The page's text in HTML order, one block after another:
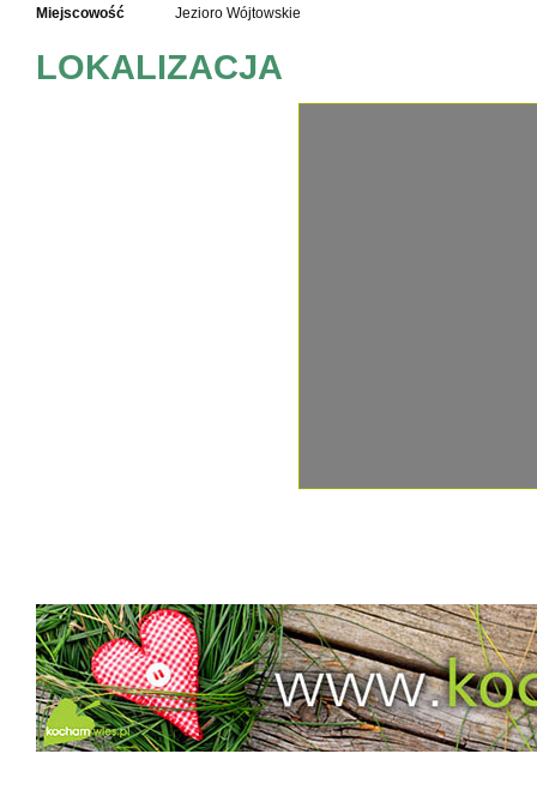
Miejscowość
Jezioro Wójtowskie
LOKALIZACJA